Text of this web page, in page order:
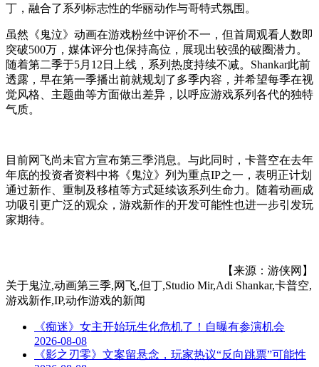
丁，融合了系列标志性的华丽动作与哥特式氛围。
虽然《鬼泣》动画在游戏粉丝中评价不一，但首周观看人数即
突破500万，媒体评分也保持高位，展现出较强的破圈潜力。
随着第二季于5月12日上线，系列热度持续不减。Shankar此前
透露，早在第一季播出前就规划了多季内容，并希望每季在视
觉风格、主题曲等方面做出差异，以呼应游戏系列各代的独特
气质。
目前网飞尚未官方宣布第三季消息。与此同时，卡普空在去年
年底的投资者资料中将《鬼泣》列为重点IP之一，表明正计划
通过新作、重制及移植等方式延续该系列生命力。随着动画成
功吸引更广泛的观众，游戏新作的开发可能性也进一步引发玩
家期待。
【来源：游侠网】
关于鬼泣,动画第三季,网飞,但丁,Studio Mir,Adi Shankar,卡普空,
游戏新作,IP,动作游戏的新闻
《痴迷》女主开始玩生化危机了！自曝有参演机会
2026-08-08
《影之刃零》文案留悬念，玩家热议“反向跳票”可能性